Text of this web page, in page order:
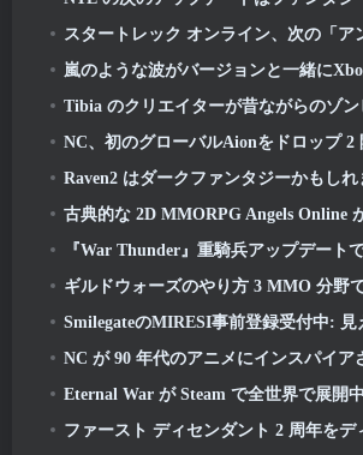
スタートレック オンライン、次の「アンディスカバード
嵐のような波がバージョンと一緒にXboxに登
Tibia のクリエイターが昔ながらのゾンビ MMORPG の新しいプレイテス
NC、初のグローバルAionをドロップ 2 開発ビデオ, ゲ
Raven2 はダークファンタジーかもしれません, それでも夏
古典的な 2D MMORPG Angels Online が本日
『War Thunder』重騎兵アップデートで対放射線ミサイル
ギルドウォーズのやり方 3 MMO 分野での革新を目指
SmilegateのMIRESI事前登録受付中: 見
NC が 90 年代のアニメにインスパイアされたアート スタイルを取り
Eternal War が Steam で全世界で展開中
ファースト ディセンダント 2 周年をディセンダント フェス